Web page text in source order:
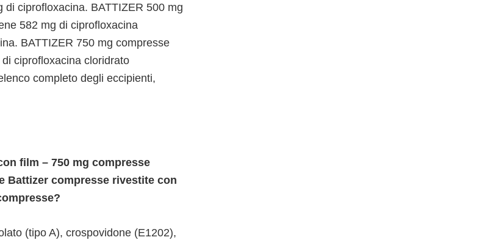
ciprofloxacina. BATTIZER 500 mg
582 mg di ciprofloxacina
BATTIZER 750 mg compresse
ciprofloxacina cloridrato
completo degli eccipienti,
film – 750 mg compresse
Battizer compresse rivestite con
(tipo A), crospovidone (E1202),